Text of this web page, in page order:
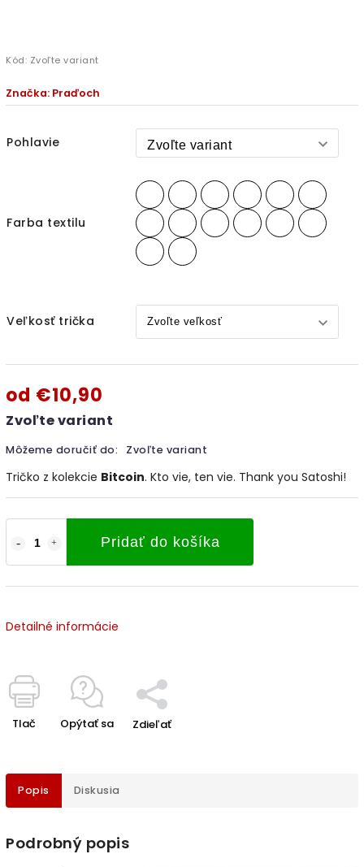
Kód: Zvoľte variant
Značka: Praďoch
Pohlavie
Farba textilu
Veľkosť trička
od €10,90
Zvoľte variant
Môžeme doručiť do: Zvoľte variant
Pridať do košíka
Tričko z kolekcie Bitcoin. Kto vie, ten vie. Thank you Satoshi!
Detailné informácie
Tlač Opýtať sa Zdieľať
Popis Diskusia
Podrobný popis